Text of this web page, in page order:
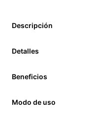
Descripción
Detalles
Beneficios
Modo de uso